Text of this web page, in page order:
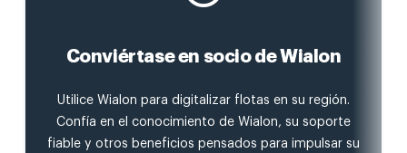
Conviértase en socio de Wialon
Utilice Wialon para digitalizar flotas en su región.
Confía en el conocimiento de Wialon, su soporte
fiable y otros beneficios pensados para impulsar su